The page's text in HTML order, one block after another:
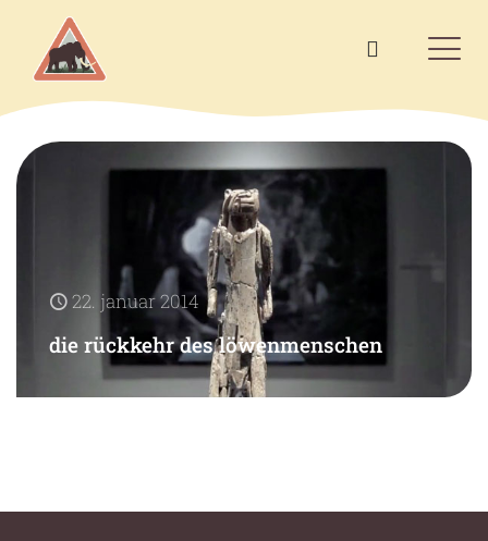
22. januar 2014
die rückkehr des löwenmenschen